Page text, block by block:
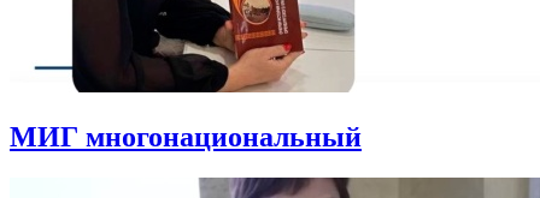
МИГ многонациональный